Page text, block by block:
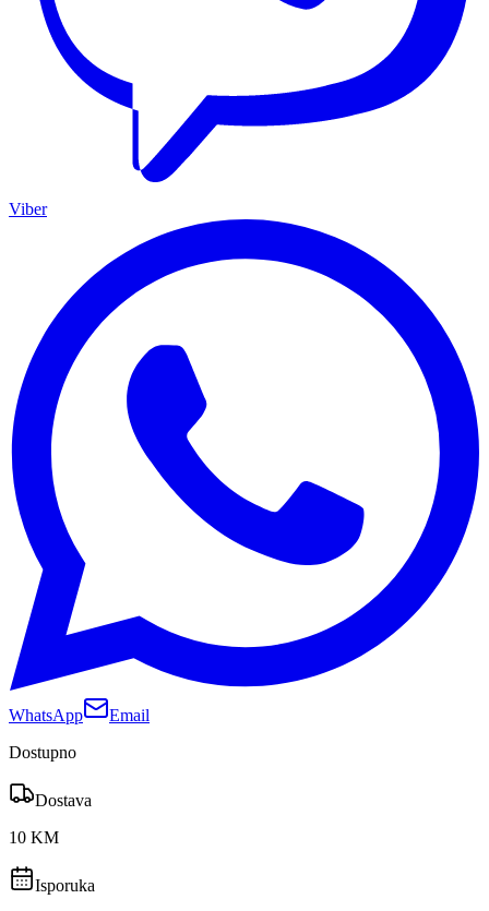
Viber
WhatsApp
Email
Dostupno
Dostava
10 KM
Isporuka